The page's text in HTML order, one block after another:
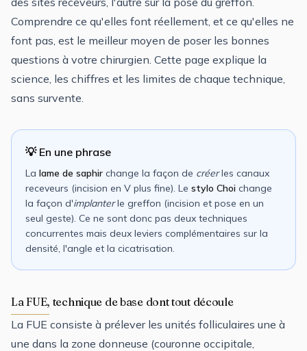
Comprendre ce qu'elles font réellement, et ce qu'elles ne
font pas, est le meilleur moyen de poser les bonnes
questions à votre chirurgien. Cette page explique la
science, les chiffres et les limites de chaque technique,
sans survente.
💡 En une phrase
La lame de saphir change la façon de créerles canaux
receveurs (incision en V plus fine). Le stylo Choi change
la façon d'implanterle greffon (incision et pose en un
seul geste). Ce ne sont donc pas deux techniques
concurrentes mais deux leviers complémentaires sur la
densité, l'angle et la cicatrisation.
La FUE, technique de base dont tout découle
La FUE consiste à prélever les unités folliculaires une à
une dans la zone donneuse (couronne occipitale,